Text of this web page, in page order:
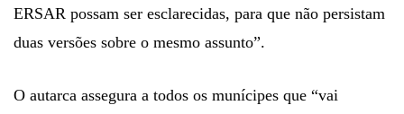
ERSAR possam ser esclarecidas, para que não persistam
duas versões sobre o mesmo assunto”.
O autarca assegura a todos os munícipes que “vai